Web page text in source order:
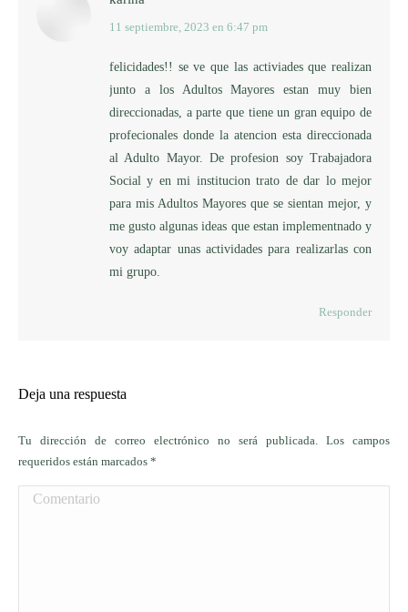
dice:
11 septiembre, 2023 en 6:47 pm
felicidades!! se ve que las activiades que realizan
junto a los Adultos Mayores estan muy bien
direccionadas, a parte que tiene un gran equipo de
profecionales donde la atencion esta direccionada
al Adulto Mayor. De profesion soy Trabajadora
Social y en mi institucion trato de dar lo mejor
para mis Adultos Mayores que se sientan mejor, y
me gusto algunas ideas que estan implementnado y
voy adaptar unas actividades para realizarlas con
mi grupo.
Responder
Deja una respuesta
Tu dirección de correo electrónico no será publicada. Los campos
requeridos están marcados *
Comentario